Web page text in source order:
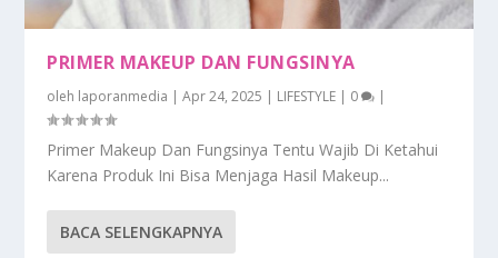
PRIMER MAKEUP DAN FUNGSINYA
oleh laporanmedia |Apr 24, 2025 | LIFESTYLE | 0 |
Primer Makeup Dan Fungsinya Tentu Wajib Di Ketahui
Karena Produk Ini Bisa Menjaga Hasil Makeup...
BACA SELENGKAPNYA